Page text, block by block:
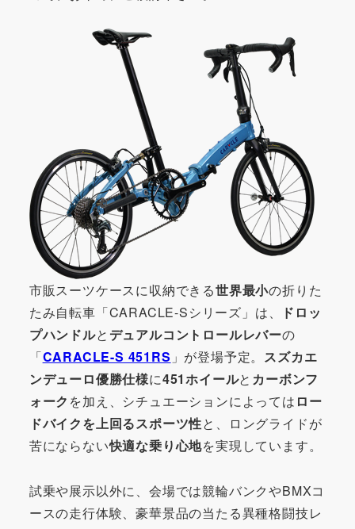
市販スーツケースに収納できる世界最小の折りた
たみ自転車「CARACLE-Sシリーズ」は、
ドロッ
プハンドルと デュアルコントロールレバーの
「CARACLE-S 451RS 」が登場予定。 スズカエ
ンデューロ優勝仕様に451ホイールと カーボンフ
ォーク を加え、シチュエーションによっては ロー
ドバイクを上回るスポーツ性と、ロングライドが
苦にならない快適な乗り心地を実現しています。
試乗や展示以外に、会場では競輪バンクやBMXコ
ースの走行体験、豪華景品の当たる異種格闘技レ